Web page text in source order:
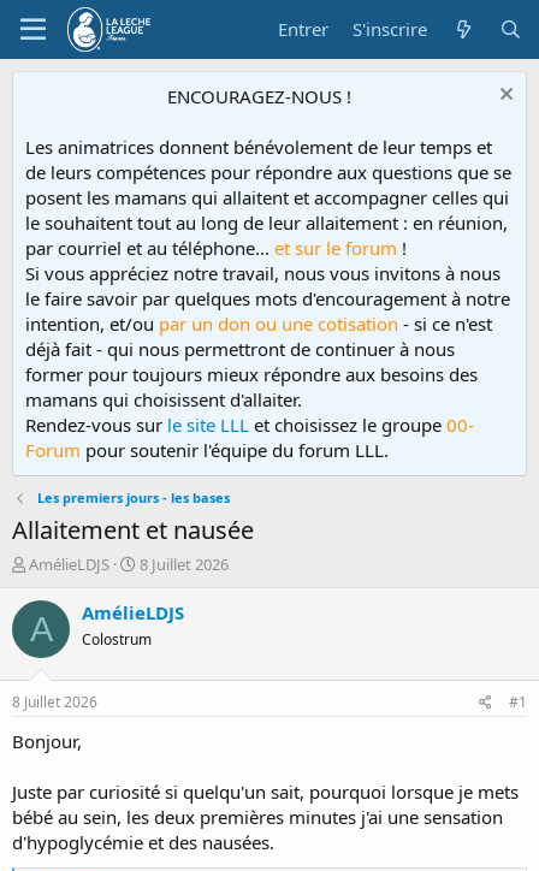
Entrer S'inscrire
ENCOURAGEZ-NOUS !
Les animatrices donnent bénévolement de leur temps et
de leurs compétences pour répondre aux questions que se
posent les mamans qui allaitent et accompagner celles qui
le souhaitent tout au long de leur allaitement : en réunion,
par courriel et au téléphone... et sur le forum !
Si vous appréciez notre travail, nous vous invitons à nous
le faire savoir par quelques mots d'encouragement à notre
intention, et/ou par un don ou une cotisation - si ce n'est
déjà fait - qui nous permettront de continuer à nous
former pour toujours mieux répondre aux besoins des
mamans qui choisissent d'allaiter.
Rendez-vous sur le site LLL et choisissez le groupe 00-
Forum pour soutenir l'équipe du forum LLL.
Les premiers jours - les bases
Allaitement et nausée
D
m
a
r
e
p
AmélieLDJS
D
t
d
8 Juillet 2026
A AmélieLDJS
Colostrum
8 Juillet 2026 #1
Bonjour,
Juste par curiosité si quelqu'un sait, pourquoi lorsque je mets
bébé au sein, les deux premières minutes j'ai une sensation
d'hypoglycémie et des nausées.